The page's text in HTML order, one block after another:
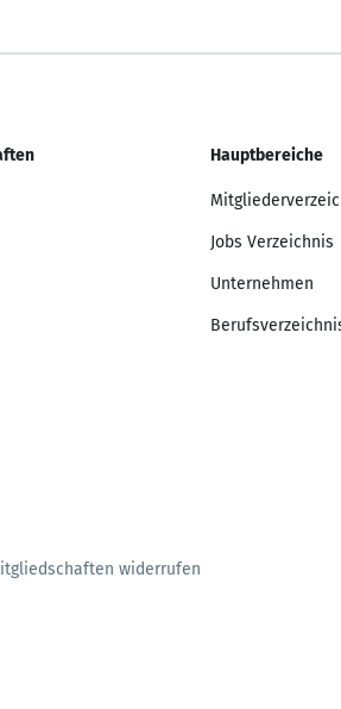
Hauptbereiche
Jobs Verzeichnis
Unternehmen
widerrufen